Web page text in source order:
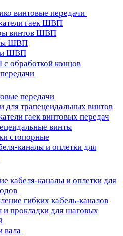
винтовые передачи
гаек ШВП
винтов ШВП
ШВП
ШВП
обработкой концов
передачи
для трапецеидальных винтов
гаек винтовых передач
винты
стопорные
каналы и оплетки для
кабеля-каналы и оплетки для
гибких кабель-каналов
прокладки для шаговых
вала